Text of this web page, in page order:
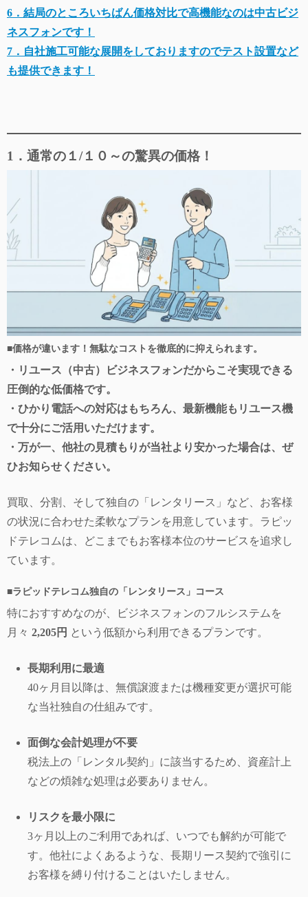
6．結局のところいちばん価格対比で高機能なのは中古ビジ
ネスフォンです！
7．自社施工可能な展開をしておりますのでテスト設置など
も提供できます！
1．通常の１/１０～の驚異の価格！
■価格が違います！無駄なコストを徹底的に抑えられます。
・リユース（中古）ビジネスフォンだからこそ実現できる
圧倒的な低価格です。
・ひかり電話への対応はもちろん、最新機能もリユース機
で十分にご活用いただけます。
・万が一、他社の見積もりが当社より安かった場合は、ぜ
ひお知らせください。
買取、分割、そして独自の「レンタリース」など、お客様
の状況に合わせた柔軟なプランを用意しています。ラピッ
ドテレコムは、どこまでもお客様本位のサービスを追求し
ています。
■ラピッドテレコム独自の「レンタリース」コース
特におすすめなのが、ビジネスフォンのフルシステムを
月々 2,205円 という低額から利用できるプランです。
長期利用に最適
40ヶ月目以降は、無償譲渡または機種変更が選択可能
な当社独自の仕組みです。
面倒な会計処理が不要
税法上の「レンタル契約」に該当するため、資産計上
などの煩雑な処理は必要ありません。
リスクを最小限に
3ヶ月以上のご利用であれば、いつでも解約が可能で
す。他社によくあるような、長期リース契約で強引に
お客様を縛り付けることはいたしません。